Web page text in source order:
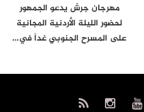
مهرجان جرش يدعو الجمهور
لحضور الليلة الأردنية المجانية
على المسرح الجنوبي غداً في…